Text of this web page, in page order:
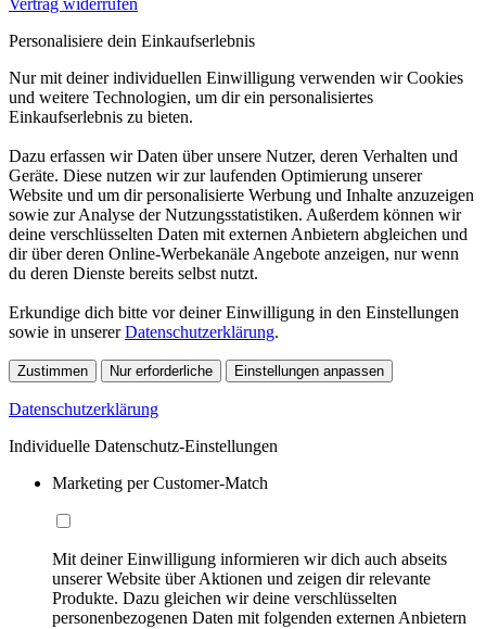
Vertrag widerrufen
Personalisiere dein Einkaufserlebnis
Nur mit deiner individuellen Einwilligung verwenden wir Cookies
und weitere Technologien, um dir ein personalisiertes
Einkaufserlebnis zu bieten.
Dazu erfassen wir Daten über unsere Nutzer, deren Verhalten und
Geräte. Diese nutzen wir zur laufenden Optimierung unserer
Website und um dir personalisierte Werbung und Inhalte anzuzeigen
sowie zur Analyse der Nutzungsstatistiken. Außerdem können wir
deine verschlüsselten Daten mit externen Anbietern abgleichen und
dir über deren Online-Werbekanäle Angebote anzeigen, nur wenn
du deren Dienste bereits selbst nutzt.
Erkundige dich bitte vor deiner Einwilligung in den Einstellungen
sowie in unsererDatenschutzerklärung.
Zustimmen Nur erforderliche Einstellungen anpassen
Datenschutzerklärung
Individuelle Datenschutz-Einstellungen
Marketing per Customer-Match
Mit deiner Einwilligung informieren wir dich auch abseits
unserer Website über Aktionen und zeigen dir relevante
Produkte. Dazu gleichen wir deine verschlüsselten
personenbezogenen Daten mit folgenden externen Anbietern